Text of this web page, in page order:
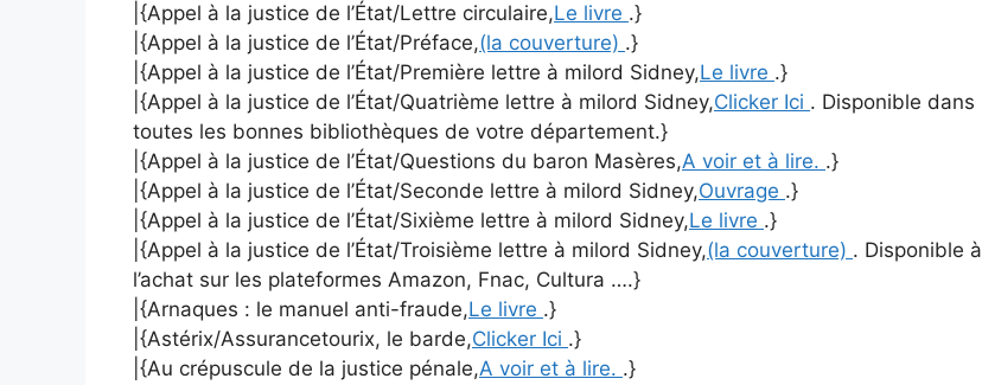
|{Appel à la justice de l’État/Lettre circulaire,Le livre .}
|{Appel à la justice de l’État/Préface,(la couverture) .}
|{Appel à la justice de l’État/Première lettre à milord Sidney,Le livre .}
|{Appel à la justice de l’État/Quatrième lettre à milord Sidney,Clicker Ici . Disponible dans
toutes les bonnes bibliothèques de votre département.}
|{Appel à la justice de l’État/Questions du baron Masères,A voir et à lire. .}
|{Appel à la justice de l’État/Seconde lettre à milord Sidney,Ouvrage .}
|{Appel à la justice de l’État/Sixième lettre à milord Sidney,Le livre .}
|{Appel à la justice de l’État/Troisième lettre à milord Sidney,(la couverture) . Disponible à
l’achat sur les plateformes Amazon, Fnac, Cultura ….}
|{Arnaques : le manuel anti-fraude,Le livre .}
|{Astérix/Assurancetourix, le barde,Clicker Ici .}
|{Au crépuscule de la justice pénale,A voir et à lire. .}